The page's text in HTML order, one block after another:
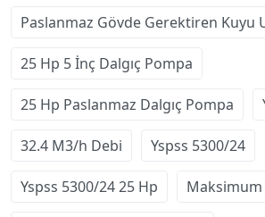
Paslanmaz Gövde Gerektiren Kuyu
25 Hp 5 İnç Dalgıç Pompa
25 Hp Paslanmaz Dalgıç Pompa
32.4 M3/h Debi Yspss 5300/24
Yspss 5300/24 25 Hp Maksimum